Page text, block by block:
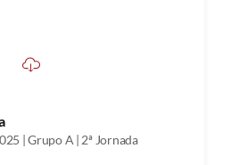
| Grupo A | 2ª Jornada